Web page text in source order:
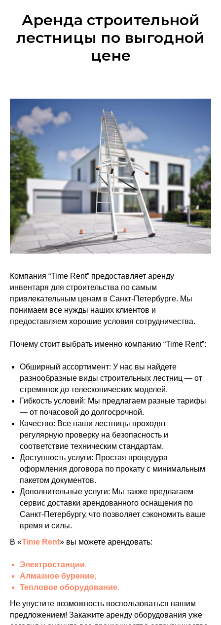
Аренда строительной
лестницы по выгодной
цене
Компания “Time Rent” предоставляет аренду
инвентаря для строительства по самым
привлекательным ценам в Санкт-Петербурге. Мы
понимаем все нужды наших клиентов и
предоставляем хорошие условия сотрудничества.
Почему стоит выбрать именно компанию “Time Rent”:
Обширный ассортимент: У нас вы найдете
разнообразные виды строительных лестниц — от
стремянок до телескопических моделей.
Гибкость условий: Мы предлагаем разные тарифы
— от почасовой до долгосрочной.
Качество: Все наши лестницы проходят
регулярную проверку на безопасность и
соответствие техническим стандартам.
Доступность услуги: Простая процедура
оформления договора по прокату с минимальным
пакетом документов.
Дополнительные услуги: Мы также предлагаем
сервис доставки арендованного оснащения по
Санкт-Петербургу, что позволяет сэкономить ваше
время и силы.
В «Time Rent» вы можете арендовать:
Электростанции,
Алмазное бурение,
Тепловое оборудование.
Не упустите возможность воспользоваться нашим
предложением! Закажите аренду оборудования уже